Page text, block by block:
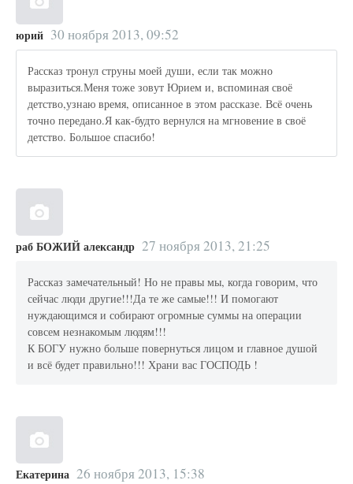
юрий 30 ноября 2013, 09:52
Рассказ тронул струны моей души, если так можно
выразиться.Меня тоже зовут Юрием и, вспоминая своё
детство,узнаю время, описанное в этом рассказе. Всё очень
точно передано.Я как-будто вернулся на мгновение в своё
детство. Большое спасибо!
раб БОЖИЙ александр 27 ноября 2013, 21:25
Рассказ замечательный! Но не правы мы, когда говорим, что
сейчас люди другие!!!Да те же самые!!! И помогают
нуждающимся и собирают огромные суммы на операции
совсем незнакомым людям!!!
К БОГУ нужно больше повернуться лицом и главное душой
и всё будет правильно!!! Храни вас ГОСПОДЬ !
Екатерина 26 ноября 2013, 15:38